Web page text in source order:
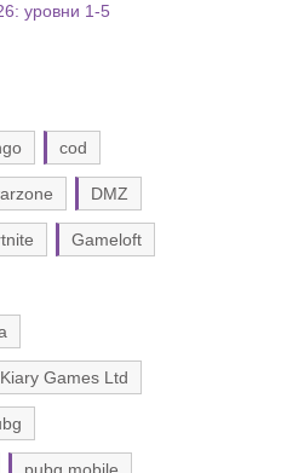
уровни 1-5
cod
DMZ
Gameloft
Kiary Games Ltd